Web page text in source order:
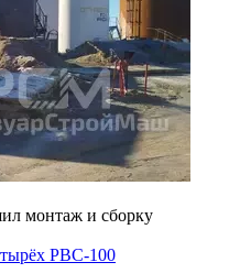
монтаж и сборку